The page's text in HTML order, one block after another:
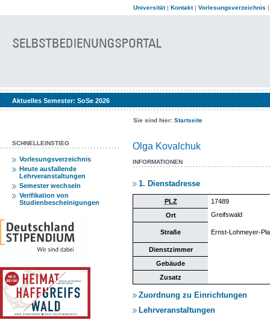
Universität| Kontakt| Vorlesungsverzeichnis
Aktuelles Semester: SoSe 2026
Sie sind hier: Startseite
SCHNELLEINSTIEG
Vorlesungsverzeichnis
Heute ausfallende
Lehrveranstaltungen
Semester wechseln
Verifikation von
Studienbescheinigungen
Olga Kovalchuk
INFORMATIONEN
1. Dienstadresse
PLZ
17489
Ort
Greifswald
Straße Ernst-Lohmeyer-
Dienstzimmer
Gebäude
Zusatz
Zuordnung zu Einrichtungen
Lehrveranstaltungen